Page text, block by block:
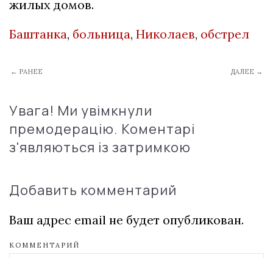
жилых домов.
Баштанка, больница, Николаев, обстрел
← РАНЕЕ ДАЛЕЕ →
Увага! Ми увімкнули
премодерацію. Коментарі
з'являються із затримкою
Добавить комментарий
Ваш адрес email не будет опубликован.
КОММЕНТАРИЙ